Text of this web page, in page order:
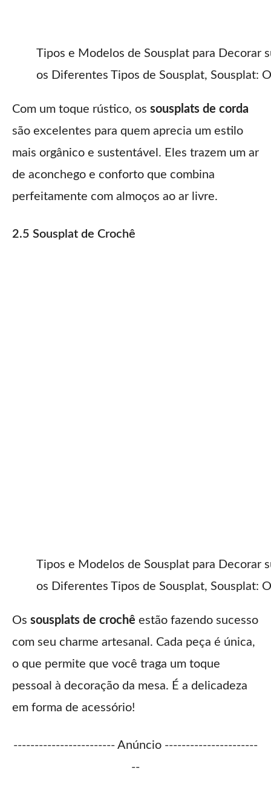
Tipos e Modelos de Sousplat para Decorar
os Diferentes Tipos de Sousplat, Sousplat:
Com um toque rústico, os sousplats de corda
são excelentes para quem aprecia um estilo
mais orgânico e sustentável. Eles trazem um ar
de aconchego e conforto que combina
perfeitamente com almoços ao ar livre.
2.5 Sousplat de Crochê
Tipos e Modelos de Sousplat para Decorar
os Diferentes Tipos de Sousplat, Sousplat:
Os sousplats de crochê estão fazendo sucesso
com seu charme artesanal. Cada peça é única,
o que permite que você traga um toque
pessoal à decoração da mesa. É a delicadeza
em forma de acessório!
------------------------ Anúncio ----------------------
--